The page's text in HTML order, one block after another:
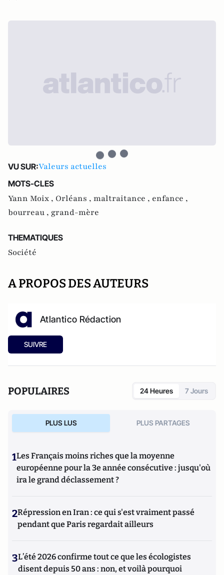
VU SUR:Valeurs actuelles
MOTS-CLES
Yann Moix , Orléans , maltraitance , enfance ,
bourreau , grand-mère
THEMATIQUES
Société
A PROPOS DES AUTEURS
Atlantico Rédaction
SUIVRE
POPULAIRES 24 Heures 7 Jours
PLUS LUS PLUS PARTAGES
1Les Français moins riches que la moyenne
européenne pour la 3e année consécutive : jusqu'où
ira le grand déclassement ?
2Répression en Iran : ce qui s'est vraiment passé
pendant que Paris regardait ailleurs
3L’été 2026 confirme tout ce que les écologistes
disent depuis 50 ans : non, et voilà pourquoi